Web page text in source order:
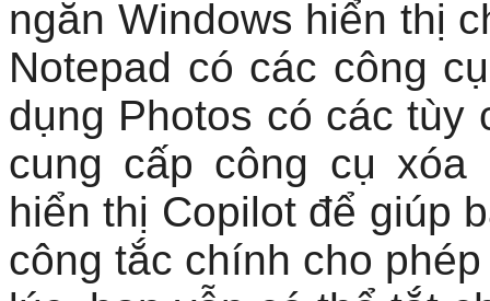
dụng Photos có các tùy
cung cấp công cụ
hiển thị Copilot để giúp
công tắc chính cho
lúc, bạn vẫn có thể tắt
lẻ.